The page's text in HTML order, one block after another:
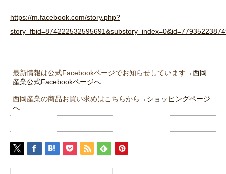
https://m.facebook.com/story.php?
最新情報は公式Facebookページでお知らせしています→西岡
産業公式Facebookページへ
西岡産業の商品お買い求めはこちらから→ ショッピングページ
へ